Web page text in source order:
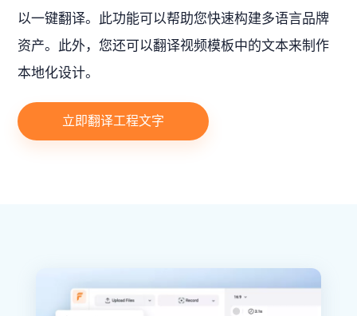
以一键翻译。此功能可以帮助您快速构建多语言品牌
资产。此外，您还可以翻译视频模板中的文本来制作
本地化设计。
立即翻译工程文字